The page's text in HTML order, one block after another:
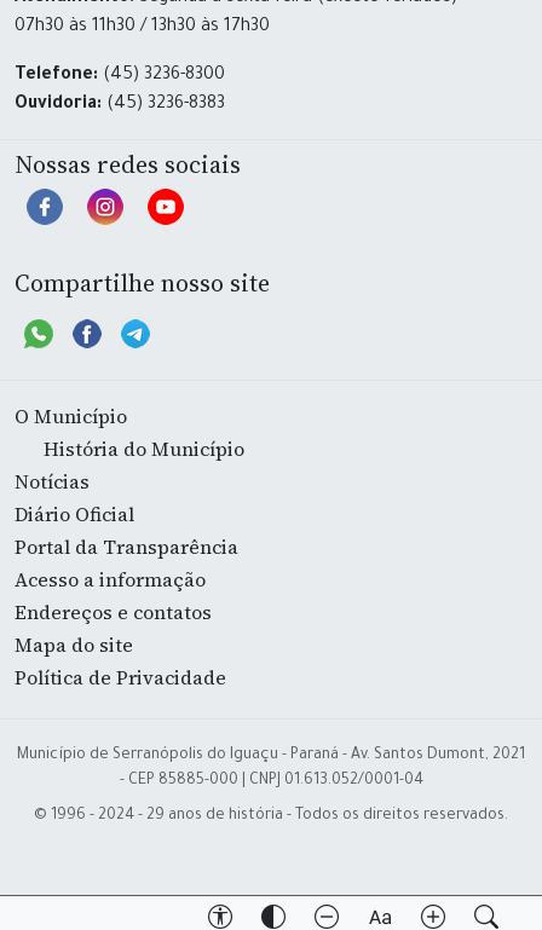
07h30 às 11h30 / 13h30 às 17h30
Telefone: (45) 3236-8300
Ouvidoria: (45) 3236-8383
Nossas redes sociais
Compartilhe nosso site
O Município
História do Município
Notícias
Diário Oficial
Portal da Transparência
Acesso a informação
Endereços e contatos
Mapa do site
Política de Privacidade
Município de Serranópolis do Iguaçu - Paraná - Av. Santos Dumont, 2021
- CEP 85885-000 | CNPJ 01.613.052/0001-04
© 1996 - 2024 - 29 anos de história - Todos os direitos reservados.